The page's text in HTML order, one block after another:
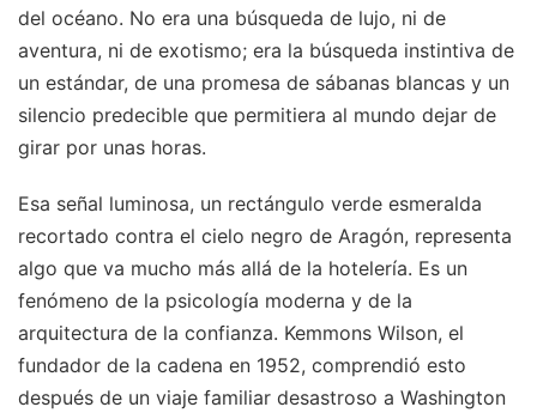
del océano. No era una búsqueda de lujo, ni de
aventura, ni de exotismo; era la búsqueda instintiva de
un estándar, de una promesa de sábanas blancas y un
silencio predecible que permitiera al mundo dejar de
girar por unas horas.
Esa señal luminosa, un rectángulo verde esmeralda
recortado contra el cielo negro de Aragón, representa
algo que va mucho más allá de la hotelería. Es un
fenómeno de la psicología moderna y de la
arquitectura de la confianza. Kemmons Wilson, el
fundador de la cadena en 1952, comprendió esto
después de un viaje familiar desastroso a Washington